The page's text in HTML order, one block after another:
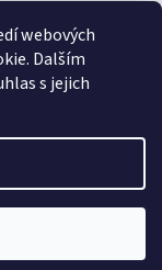
webových
Dalším
s jejich
vyhrazena.